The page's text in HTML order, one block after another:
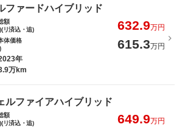
ファードハイブリッド
額
リ済込・追)
632.9万円
体価格
615.3万円
年
万km
ルファイアハイブリッド
額
リ済込・追)
649.9万円